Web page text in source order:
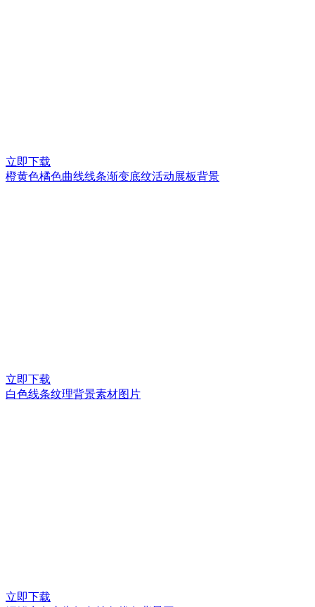
立即下载
橙黄色橘色曲线线条渐变底纹活动展板背景
立即下载
白色线条纹理背景素材图片
立即下载